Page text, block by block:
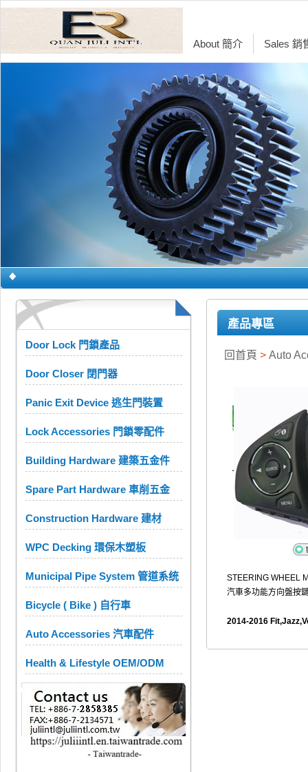
About 簡介 Sales 銷
Door Lock 門鎖產品
Door Closer 閉門器
Panic Exit Device 逃生門裝置
Lock Accessories 門鎖零配件
Building Hardware 建築五金件
Spare Part Hardware 車削五金
Construction Hardware 建材
WPC Decking 環保木塑板
Municipal Pipe System 管道系统
Bicycle ( Bike ) 自行車
Auto Accessories 汽車配件
Health & Lifestyle OEM/ODM
產品專區
回首頁 > Auto
STEERING WHEEL
汽車多功能方向盤按
2014-2016